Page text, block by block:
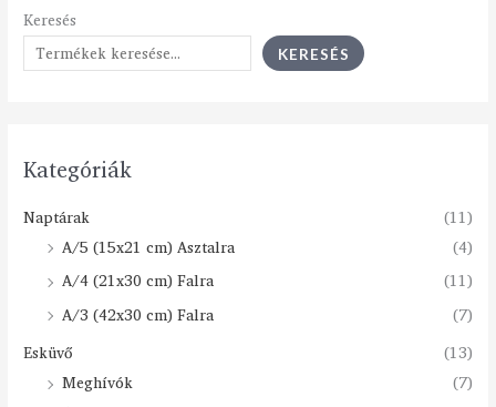
Keresés
KERESÉS
Kategóriák
Naptárak
(11)
A/5 (15x21 cm) Asztalra
(4)
A/4 (21x30 cm) Falra
(11)
A/3 (42x30 cm) Falra
(7)
Esküvő
(13)
Meghívók
(7)